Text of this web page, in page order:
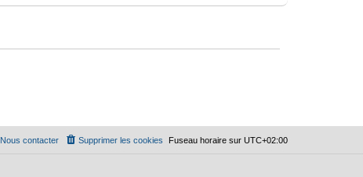
Fuseau horaire sur UTC+02:00
Supprimer les cookies
Nous contacter